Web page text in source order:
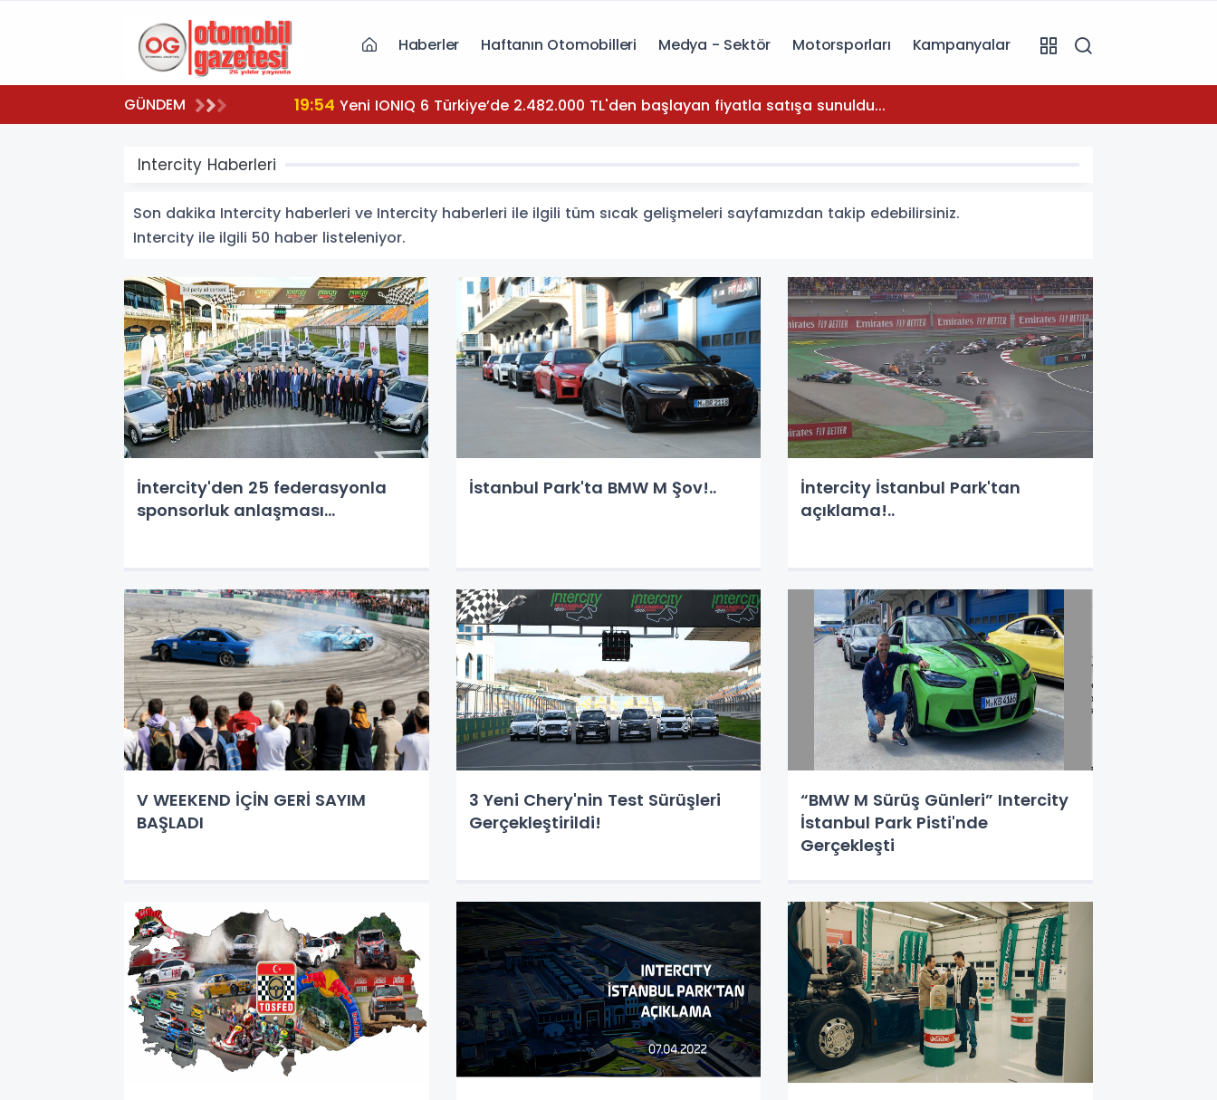
Haberler Haftanın Otomobilleri Medya - Sektör Motorsporları Kampanyalar
GÜNDEM 19:54 Yeni IONIQ 6 Türkiye’de 2.482.000 TL'den başlayan fiyatla satışa sunuldu...
Intercity Haberleri
Son dakika Intercity haberleri ve Intercity haberleri ile ilgili tüm sıcak gelişmeleri sayfamızdan takip edebilirsiniz.
Intercity ile ilgili 50 haber listeleniyor.
İntercity'den 25 federasyonla
sponsorluk anlaşması...
İstanbul Park'ta BMW M Şov!..
İntercity İstanbul Park'tan
açıklama!..
V WEEKEND İÇİN GERİ SAYIM
BAŞLADI
3 Yeni Chery'nin Test Sürüşleri
Gerçekleştirildi!
“BMW M Sürüş Günleri” Intercity
İstanbul Park Pisti'nde
Gerçekleşti